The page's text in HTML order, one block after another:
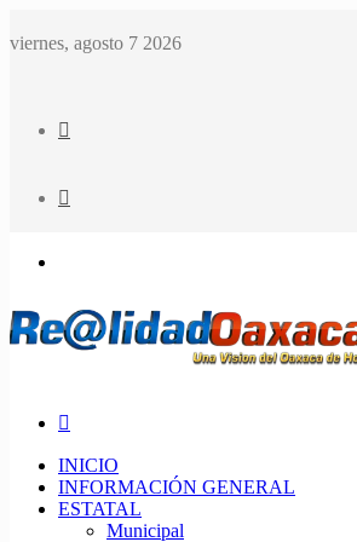
viernes, agosto 7 2026
INICIO
INFORMACIÓN GENERAL
ESTATAL
Municipal